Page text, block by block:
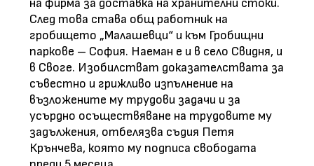
на фирма за доставка на хранителни стоки.
След това става общ работник на
гробището „Малашевци“ и към Гробищни
паркове – София. Наеман е и в село Свидня, и
в Своге. Изобилстват доказателствата за
съвестно и грижливо изпълнение на
възложените му трудови задачи и за
усърдно осъществяване на трудовите му
задължения, отбелязва съдия Петя
Крънчева, която му подписа свободата